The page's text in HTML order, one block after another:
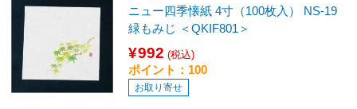
ニュー四季懐紙 4寸（100枚入） NS-19
緑もみじ ＜QKIF801＞
¥992 (税込)
ポイント：100
お取り寄せ